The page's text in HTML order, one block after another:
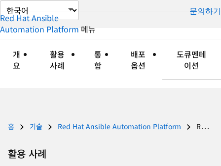
페
이
지
언
문의하기
Red Hat Ansible
Automation Platform 메뉴
세
히
보
기
개
요
활용
사례
통
합
배포
옵션
도큐멘테
이션
홈 기술 Red Hat Ansible Automation Platform Red Hat Ansible Automation Platform으로 DevOps 지원
활용 사례